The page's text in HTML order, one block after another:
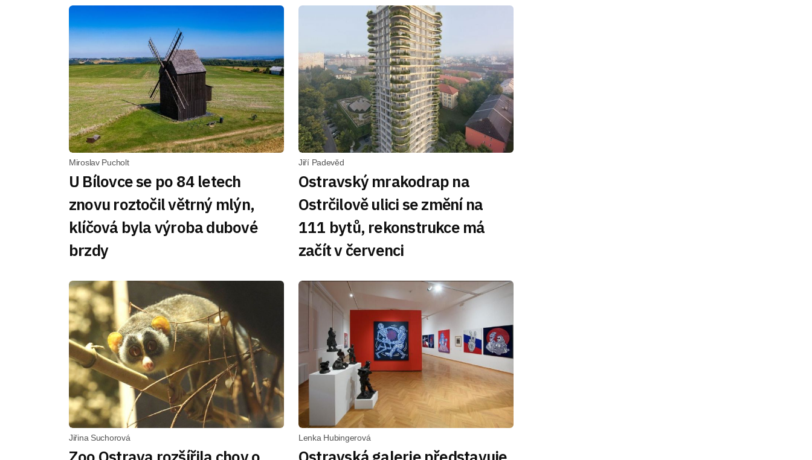
Miroslav Pucholt
U Bílovce se po 84 letech
znovu roztočil větrný mlýn,
klíčová byla výroba dubové
brzdy
Jiří Padevěd
Ostravský mrakodrap na
Ostrčilově ulici se změní na
111 bytů, rekonstrukce má
začít v červenci
Jiřina Suchorová Lenka Hubingerová